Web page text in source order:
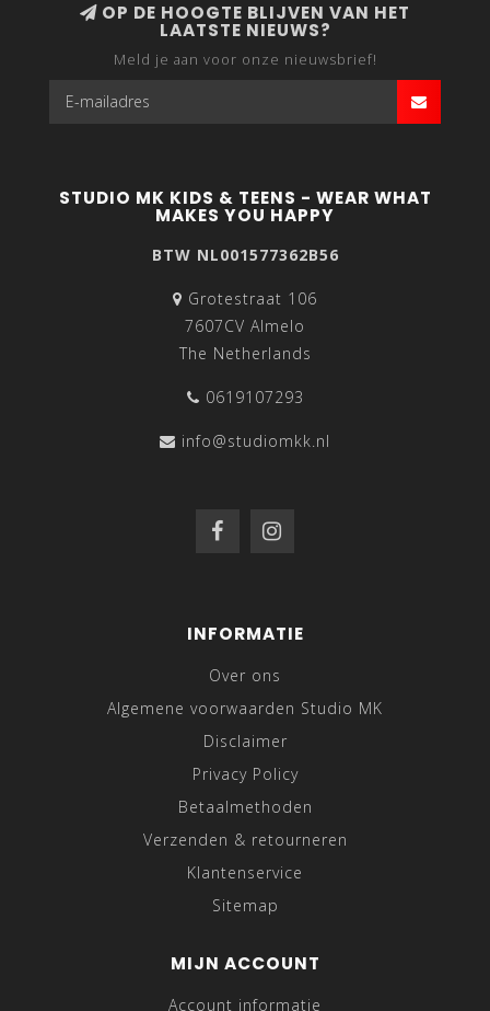
OP DE HOOGTE BLIJVEN VAN HET
LAATSTE NIEUWS?
Meld je aan voor onze nieuwsbrief!
STUDIO MK KIDS & TEENS - WEAR WHAT
MAKES YOU HAPPY
BTW NL001577362B56
Grotestraat 106
7607CV Almelo
The Netherlands
0619107293
info@studiomkk.nl
INFORMATIE
Over ons
Algemene voorwaarden Studio MK
Disclaimer
Privacy Policy
Betaalmethoden
Verzenden & retourneren
Klantenservice
Sitemap
MIJN ACCOUNT
Account informatie